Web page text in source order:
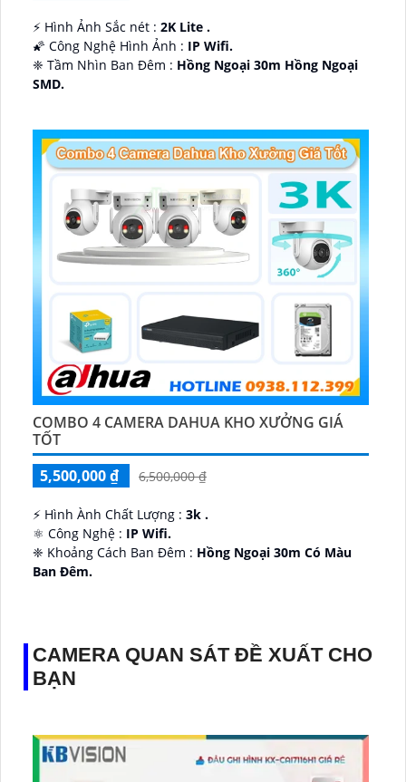
️⚡ Hình Ảnh Sắc nét : 2K Lite .
🌠 Công Nghệ Hình Ảnh : IP Wifi.
❈ Tầm Nhìn Ban Đêm : Hồng Ngoại 30m Hồng Ngoại
SMD.
COMBO 4 CAMERA DAHUA KHO XƯỞNG GIÁ
TỐT
5,500,000 ₫
6,500,000 ₫
️⚡ Hình Ành Chất Lượng : 3k .
⚛️ Công Nghệ : IP Wifi.
❈ Khoảng Cách Ban Đêm : Hồng Ngoại 30m Có Màu
Ban Ðêm.
CAMERA QUAN SÁT ĐỀ XUẤT CHO
BẠN